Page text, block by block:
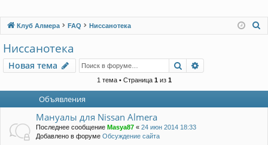
лк
м
ов
ел
тр
Клуб Алмера FAQ Ниссанотека
Ниссанотека
Новая тема Поиск
1 тема • Страница 1из 1
Объявления
Мануалы для Nissan Almera
Последнее сообщение Masya87 « 24 июн 2014 18:33
Добавлено в форуме Обсуждение сайта